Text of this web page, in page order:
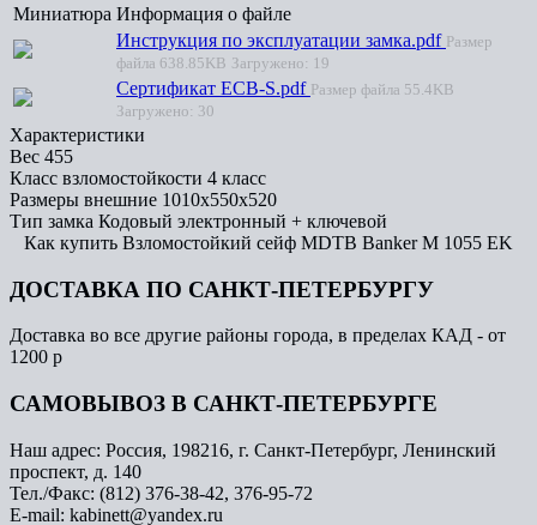
Миниатюра Информация о файле
Инструкция по эксплуатации замка.pdf Размер
файла 638.85KB Загружено: 19
Сертификат ECB-S.pdf Размер файла 55.4KB
Загружено: 30
Характеристики
Вес 455
Класс взломостойкости 4 класс
Размеры внешние 1010x550x520
Тип замка Кодовый электронный + ключевой
Как купить Взломостойкий сейф MDTB Banker M 1055 EK
ДОСТАВКА ПО САНКТ-ПЕТЕРБУРГУ
Доставка во все другие районы города, в пределах КАД - от
1200 р
САМОВЫВОЗ В САНКТ-ПЕТЕРБУРГЕ
Наш адрес: Россия, 198216, г. Санкт-Петербург, Ленинский
проспект, д. 140
Тел./Факс: (812) 376-38-42, 376-95-72
E-mail: kabinett@yandex.ru